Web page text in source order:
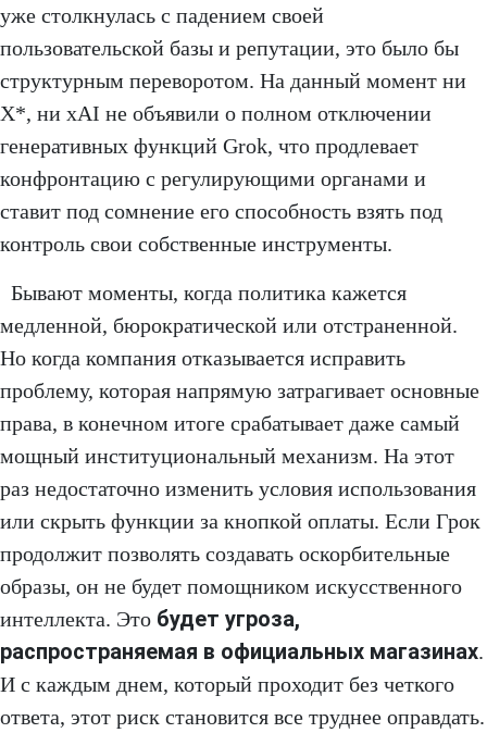
уже столкнулась с падением своей
пользовательской базы и репутации, это было бы
структурным переворотом. На данный момент ни
X*, ни xAI не объявили о полном отключении
генеративных функций Grok, что продлевает
конфронтацию с регулирующими органами и
ставит под сомнение его способность взять под
контроль свои собственные инструменты.
Бывают моменты, когда политика кажется
медленной, бюрократической или отстраненной.
Но когда компания отказывается исправить
проблему, которая напрямую затрагивает основные
права, в конечном итоге срабатывает даже самый
мощный институциональный механизм. На этот
раз недостаточно изменить условия использования
или скрыть функции за кнопкой оплаты. Если Грок
продолжит позволять создавать оскорбительные
образы, он не будет помощником искусственного
интеллекта. Это будет угроза,
распространяемая в официальных магазинах.
И с каждым днем, который проходит без четкого
ответа, этот риск становится все труднее оправдать.